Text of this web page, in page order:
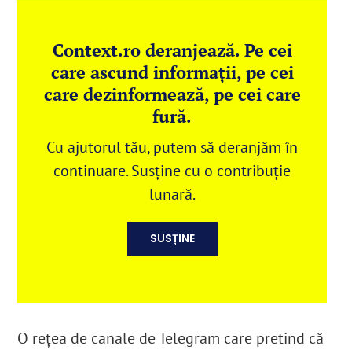
Context.ro deranjează. Pe cei
care ascund informații, pe cei
care dezinformează, pe cei care
fură.
Cu ajutorul tău, putem să deranjăm în
continuare. Susține cu o contribuție
lunară.
SUSȚINE
O rețea de canale de Telegram care pretind că